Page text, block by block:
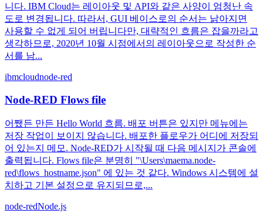
니다. IBM Cloud는 레이아웃 및 API와 같은 사양이 엄청난 속
도로 변경됩니다. 따라서, GUI 베이스로의 순서는 낡아지면
사용할 수 없게 되어 버립니다만, 대략적인 흐름은 잡을까라고
생각하므로, 2020년 10월 시점에서의 레이아웃으로 작성한 순
서를 남...
ibmcloudnode-red
Node-RED Flows file
어쨌든 만든 Hello World 흐름. 배포 버튼은 있지만 메뉴에는
저장 작업이 보이지 않습니다. 배포한 플로우가 어디에 저장되
어 있는지 메모. Node-RED가 시작될 때 다음 메시지가 콘솔에
출력됩니다. Flows file은 분명히 "\Users\maema.node-
red\flows_hostname.json" 에 있는 것 같다. Windows 시스템에 설
치하고 기본 설정으로 유지되므로,...
node-redNode.js